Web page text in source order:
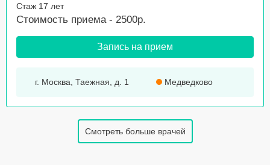
Стаж 17 лет
Стоимость приема - 2500р.
Запись на прием
г. Москва, Таежная, д. 1 Медведково
Смотреть больше врачей